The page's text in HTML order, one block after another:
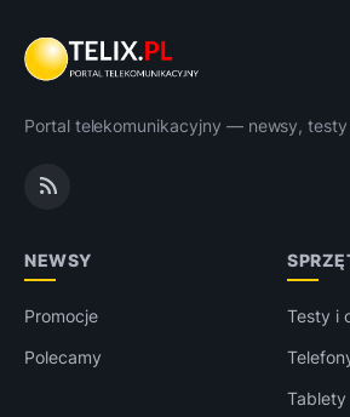
Portal telekomunikacyjny — newsy,
NEWSY
Promocje
Polecamy
Testy i
Tablety